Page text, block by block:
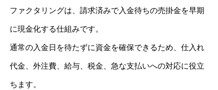
ファクタリングは、請求済みで入金待ちの売掛金を早期
に現金化する仕組みです。
通常の入金日を待たずに資金を確保できるため、仕入れ
代金、外注費、給与、税金、急な支払いへの対応に役立
ちます。